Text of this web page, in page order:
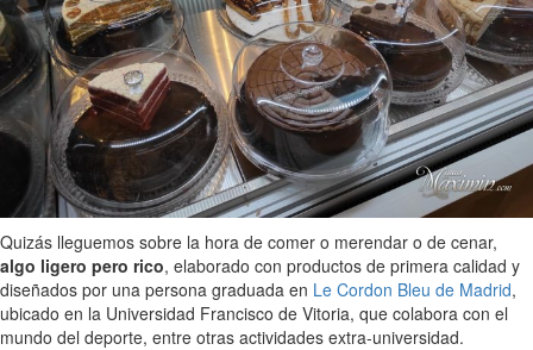
Quizás lleguemos sobre la hora de comer o merendar o de cenar,
algo ligero pero rico, elaborado con productos de primera calidad y
diseñados por una persona graduada en Le Cordon Bleu de Madrid,
ubicado en la Universidad Francisco de Vitoria, que colabora con el
mundo del deporte, entre otras actividades extra-universidad.